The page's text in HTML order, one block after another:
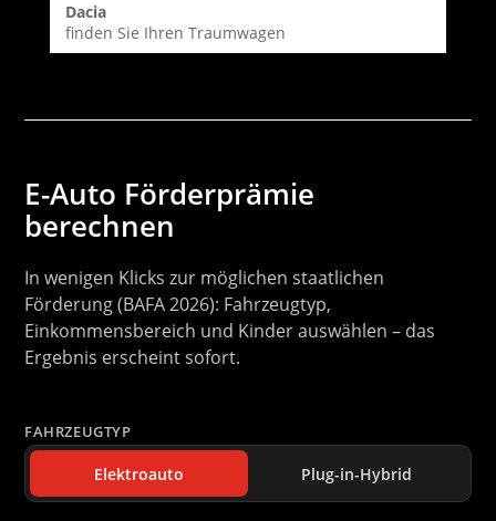
Dacia
finden Sie Ihren Traumwagen
E-Auto Förderprämie
berechnen
In wenigen Klicks zur möglichen staatlichen
Förderung (BAFA 2026): Fahrzeugtyp,
Einkommensbereich und Kinder auswählen – das
Ergebnis erscheint sofort.
FAHRZEUGTYP
Elektroauto Plug-in-Hybrid